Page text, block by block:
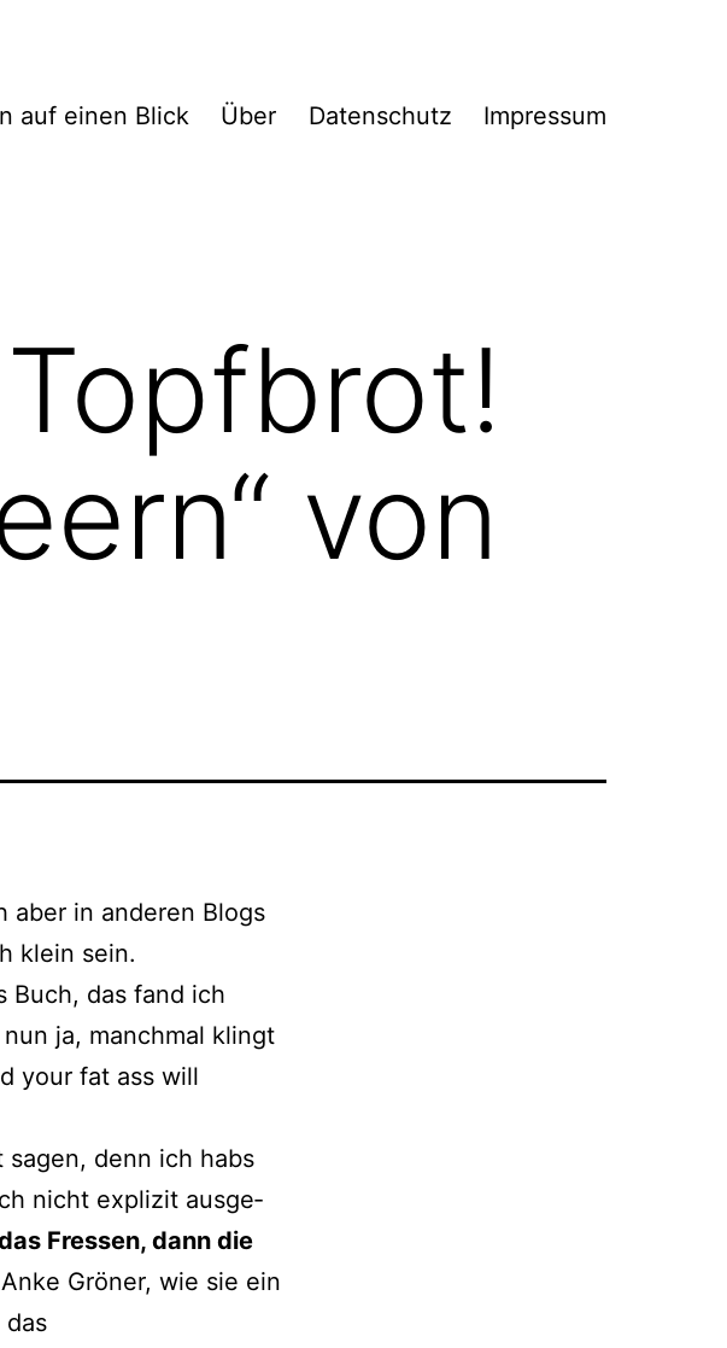
auf einen Blick Über Datenschutz Impressum
von
aber in ande­ren Blogs
klein sein.
Buch, das fand ich
ja, manch­mal klingt
your fat ass will
denn ich habs
nicht expli­zit aus­ge­
Fressen, dann die
Gröner, wie sie ein
das